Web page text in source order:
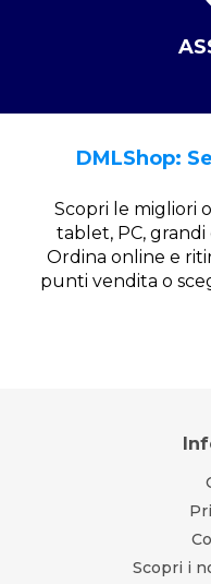
DMLShop:
Scopri le migliori
tablet, PC,
Ordina online e
punti vendita o
Scopri i